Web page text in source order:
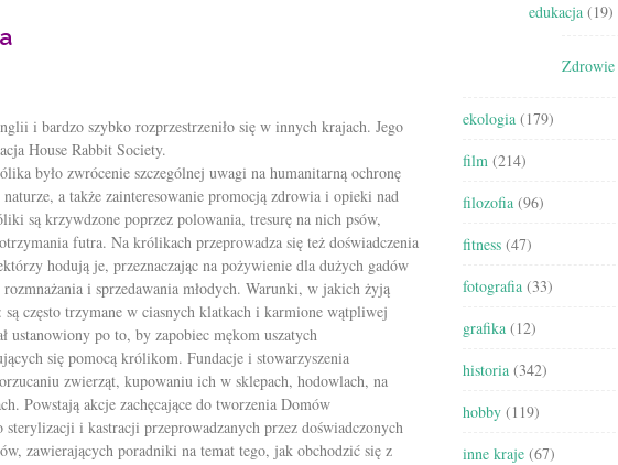
i bardzo szybko rozprzestrzeniło się w innych krajach. Jego
House Rabbit Society.
było zwrócenie szczególnej uwagi na humanitarną ochronę
a także zainteresowanie promocją zdrowia i opieki nad
są krzywdzone poprzez polowania, tresurę na nich psów,
futra. Na królikach przeprowadza się też doświadczenia
hodują je, przeznaczając na pożywienie dla dużych gadów
i sprzedawania młodych. Warunki, w jakich żyją
często trzymane w ciasnych klatkach i karmione wątpliwej
ustanowiony po to, by zapobiec mękom uszatych
się pomocą królikom. Fundacje i stowarzyszenia
zwierząt, kupowaniu ich w sklepach, hodowlach, na
Powstają akcje zachęcające do tworzenia Domów
i kastracji przeprowadzanych przez doświadczonych
zawierających poradniki na temat tego, jak obchodzić się z
edukacja (19)
Zdrowie
ekologia (179)
film (214)
filozofia (96)
fitness (47)
fotografia (33)
grafika (12)
historia (342)
hobby (119)
inne kraje (67)